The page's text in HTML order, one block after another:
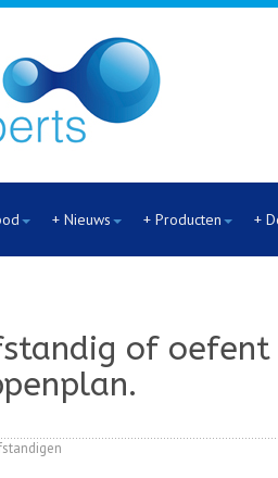
+ Nieuws + Producten +
of